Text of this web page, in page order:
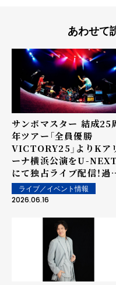
あわせて
サンボマスター 結成25周
年ツアー「全員優勝
VICTORY25」よりKア
ーナ横浜公演をU-NEXT
にて独占ライブ配信！過
ライブ映像の独占配信も
タート！
ライブ／イベント情報
2026.06.16